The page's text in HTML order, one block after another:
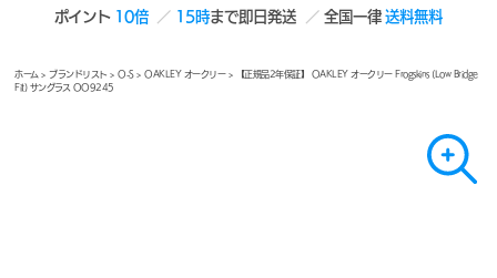
ポイント 10倍 15時まで即日発送 全国一律送料無料
ホーム >ブランドリスト >O-S>OAKLEY オークリー> 【正規品2年保証】 OAKLEY オークリー Frogskins (Low Bridge
Fit) サングラス OO9245